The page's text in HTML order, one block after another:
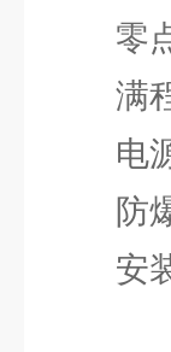
零点
满程
电源
防爆
安装